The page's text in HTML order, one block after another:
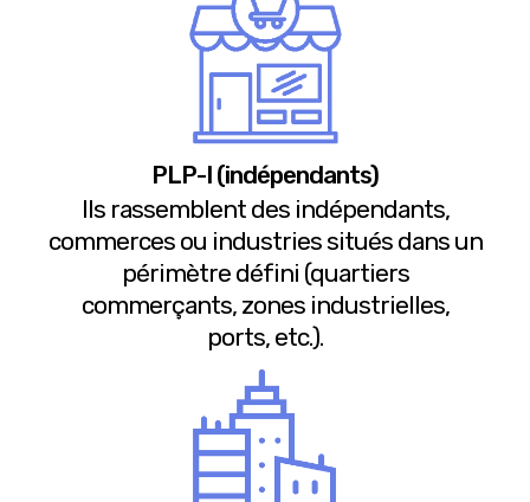
PLP-I (indépendants)
Ils rassemblent des indépendants,
commerces ou industries situés dans un
périmètre défini (quartiers
commerçants, zones industrielles,
ports, etc.).